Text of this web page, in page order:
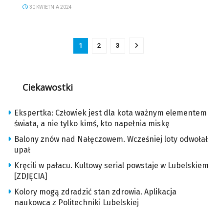
30 KWIETNIA 2024
1 2 3
Ciekawostki
Ekspertka: Człowiek jest dla kota ważnym elementem
świata, a nie tylko kimś, kto napełnia miskę
Balony znów nad Nałęczowem. Wcześniej loty odwołał
upał
Kręcili w pałacu. Kultowy serial powstaje w Lubelskiem
[ZDJĘCIA]
Kolory mogą zdradzić stan zdrowia. Aplikacja
naukowca z Politechniki Lubelskiej